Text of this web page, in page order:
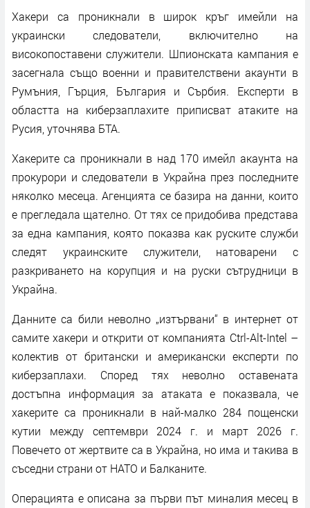
Хакери са проникнали в широк кръг имейли на
украински следователи, включително на
високопоставени служители. Шпионската кампания е
засегнала също военни и правителствени акаунти в
Румъния, Гърция, България и Сърбия. Експерти в
областта на киберзаплахите приписват атаките на
Русия, уточнява БТА.
Хакерите са проникнали в над 170 имейл акаунта на
прокурори и следователи в Украйна през последните
няколко месеца. Агенцията се базира на данни, които
е прегледала щателно. От тях се придобива представа
за една кампания, която показва как руските служби
следят украинските служители, натоварени с
разкриването на корупция и на руски сътрудници в
Украйна.
Данните са били неволно „изтървани“ в интернет от
самите хакери и открити от компанията Ctrl-Alt-Intel –
колектив от британски и американски експерти по
киберзаплахи. Според тях неволно оставената
достъпна информация за атаката е показвала, че
хакерите са проникнали в най-малко 284 пощенски
кутии между септември 2024 г. и март 2026 г.
Повечето от жертвите са в Украйна, но има и такива в
съседни страни от НАТО и Балканите.
Операцията е описана за първи път миналия месец в